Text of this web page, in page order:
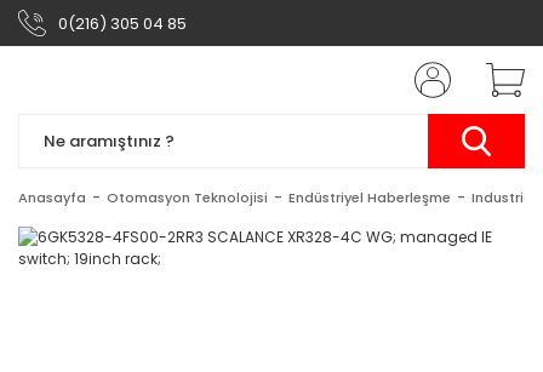
0(216) 305 04 85
Anasayfa Otomasyon Teknolojisi Endüstriyel Haberleşme Industrial